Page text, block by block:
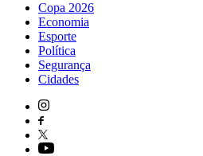
Copa 2026
Economia
Esporte
Política
Segurança
Cidades